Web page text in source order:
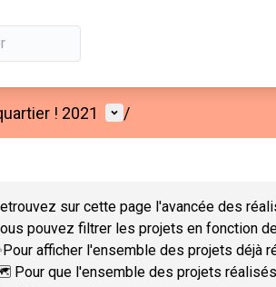
! 2021 Menu utilisateur
/
sur cette page l'avancée des
pouvez filtrer les projets en fonction
afficher l'ensemble des projets déjà
Pour que l'ensemble des projets réalisés